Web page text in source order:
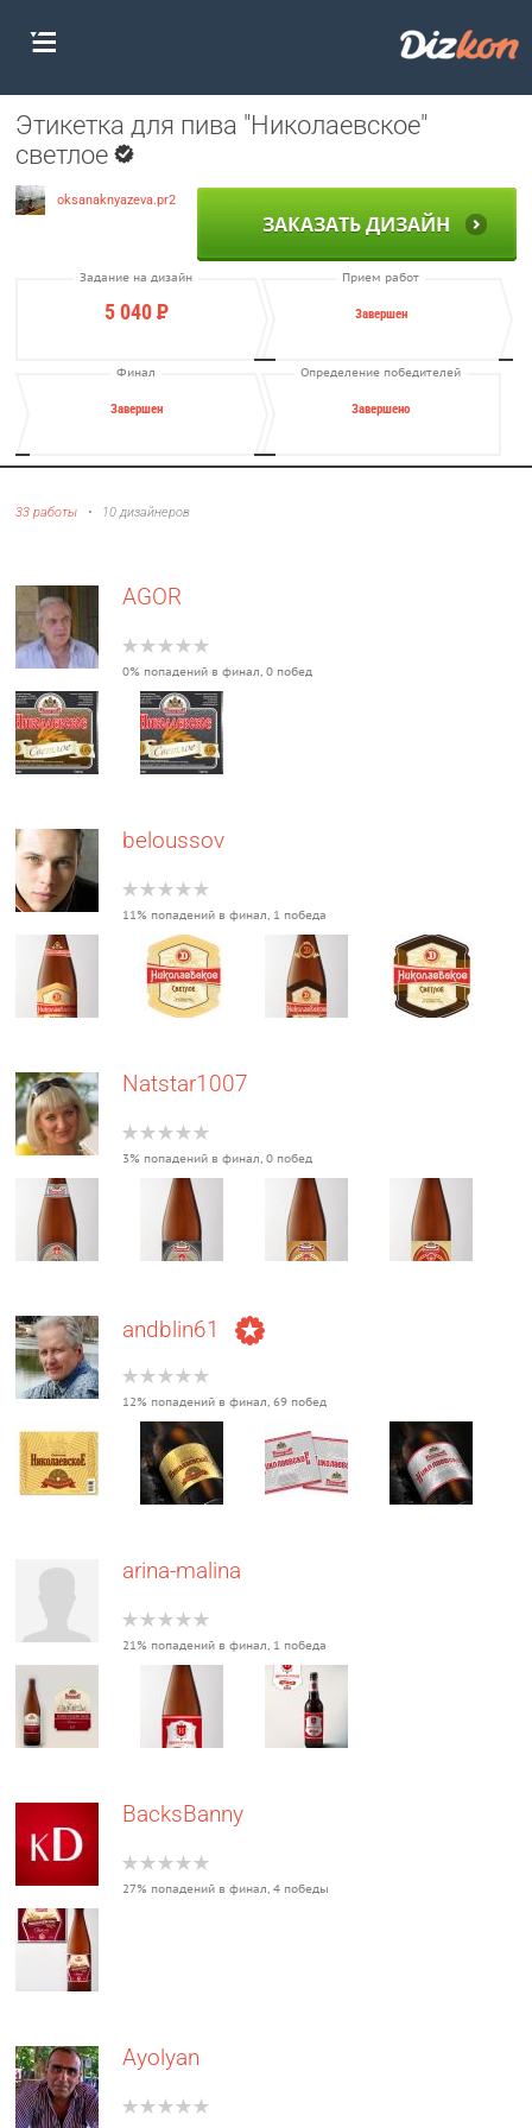
Этикетка для пива "Николаевское"
светлое
oksanaknyazeva.pr2
ЗАКАЗАТЬ ДИЗАЙН
Задание на дизайн
5 040Р
Прием работ
Завершен
Финал
Завершен
Определение победителей
Завершено
33 работы • 10 дизайнеров
AGOR
0% попадений в финал, 0 побед
beloussov
11% попадений в финал, 1 победа
Natstar1007
3% попадений в финал, 0 побед
andblin61
12% попадений в финал, 69 побед
arina-malina
21% попадений в финал, 1 победа
BacksBanny
27% попадений в финал, 4 победы
Ayolyan